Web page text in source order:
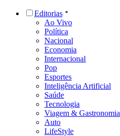
Editorias
Ao Vivo
Política
Nacional
Economia
Internacional
Pop
Esportes
Inteligência Artificial
Saúde
Tecnologia
Viagem & Gastronomia
Auto
LifeStyle